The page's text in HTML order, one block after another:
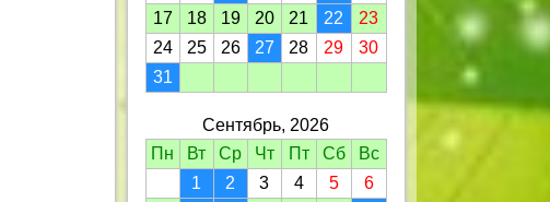
17
18 19 20 21 22
23
24
25 26 27 28 29
30
31
Сентябрь, 2026
Пн
Вт Ср Чт Пт Сб
Вс
1
2 3 4 5
6